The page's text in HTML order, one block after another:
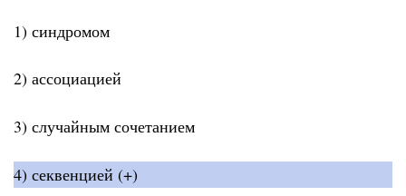
1) синдромом
2) ассоциацией
3) случайным сочетанием
4) секвенцией (+)